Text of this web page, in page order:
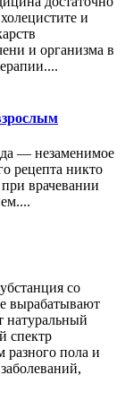
и
и организма в
— незаменимое
рецепта никто
врачевании
со
вырабатывают
натуральный
спектр
разного пола и